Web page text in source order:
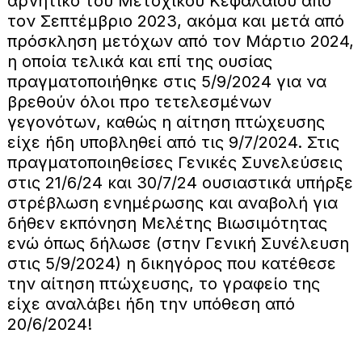
τον Σεπτέμβριο 2023, ακόμα και μετά από
πρόσκληση μετόχων από τον Μάρτιο 2024,
η οποία τελικά και επί της ουσίας
πραγματοποιήθηκε στις 5/9/2024 για να
βρεθούν όλοι προ τετελεσμένων
γεγονότων, καθώς η αίτηση πτώχευσης
είχε ήδη υποβληθεί από τις 9/7/2024. Στις
πραγματοποιηθείσες Γενικές Συνελεύσεις
στις 21/6/24 και 30/7/24 ουσιαστικά υπήρξε
στρέβλωση ενημέρωσης και αναβολή για
δήθεν εκπόνηση Μελέτης Βιωσιμότητας
ενώ όπως δήλωσε (στην Γενική Συνέλευση
στις 5/9/2024) η δικηγόρος που κατέθεσε
την αίτηση πτώχευσης, το γραφείο της
είχε αναλάβει ήδη την υπόθεση από
20/6/2024!